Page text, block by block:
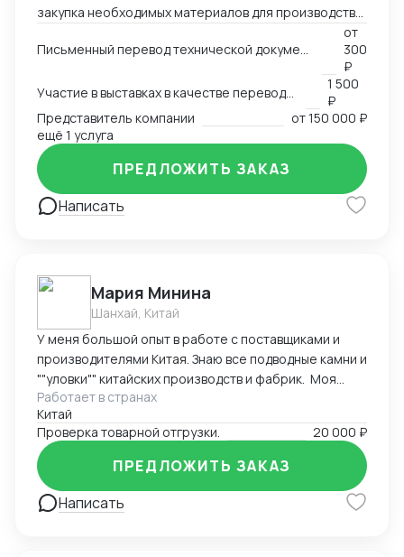
закупка необходимых материалов для производства
Письменный перевод технической документации, счетов, сертификатов, MSDS и любых других документов
от
300
₽
1 500
₽
Представитель компании
от150 000 ₽
ещё 1 услуга
Написать
ПРЕДЛОЖИТЬ ЗАКАЗ
Мария Минина
Шанхай, Китай
У меня большой опыт в работе с поставщиками и
производителями Китая. Знаю все подводные камни и
""уловки"" китайских производств и фабрик. Моя
основная задача заключается в проверке отгрузки
товаров на соответствие договору и контроле
качества и количества товаров при отгрузке. Я также
контролирую количество товаров, чтобы убедиться,
что оно соответствует оговоренным условиям.
Работает в странах
Китай
Проверка товарной отгрузки.
20 000 ₽
Написать
ПРЕДЛОЖИТЬ ЗАКАЗ